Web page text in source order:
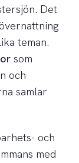
Det
teman.
som
och
samlar
och
med